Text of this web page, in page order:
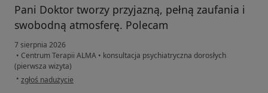
Pani Doktor tworzy przyjazną, pełną zaufania i
swobodną atmosferę. Polecam
7 sierpnia 2026
• Centrum Terapii ALMA • konsultacja psychiatryczna dorosłych
(pierwsza wizyta)
• w opinii użytkownika Ania
zgłoś nadużycie